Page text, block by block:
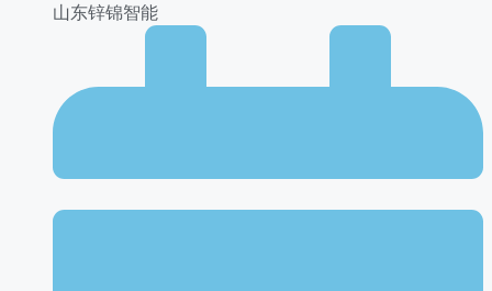
山东锌锦智能